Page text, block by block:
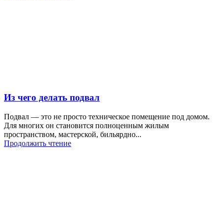
Из чего делать подвал
Подвал — это не просто техническое помещение под домом.
Для многих он становится полноценным жилым
пространством, мастерской, бильярдно...
Продолжить чтение